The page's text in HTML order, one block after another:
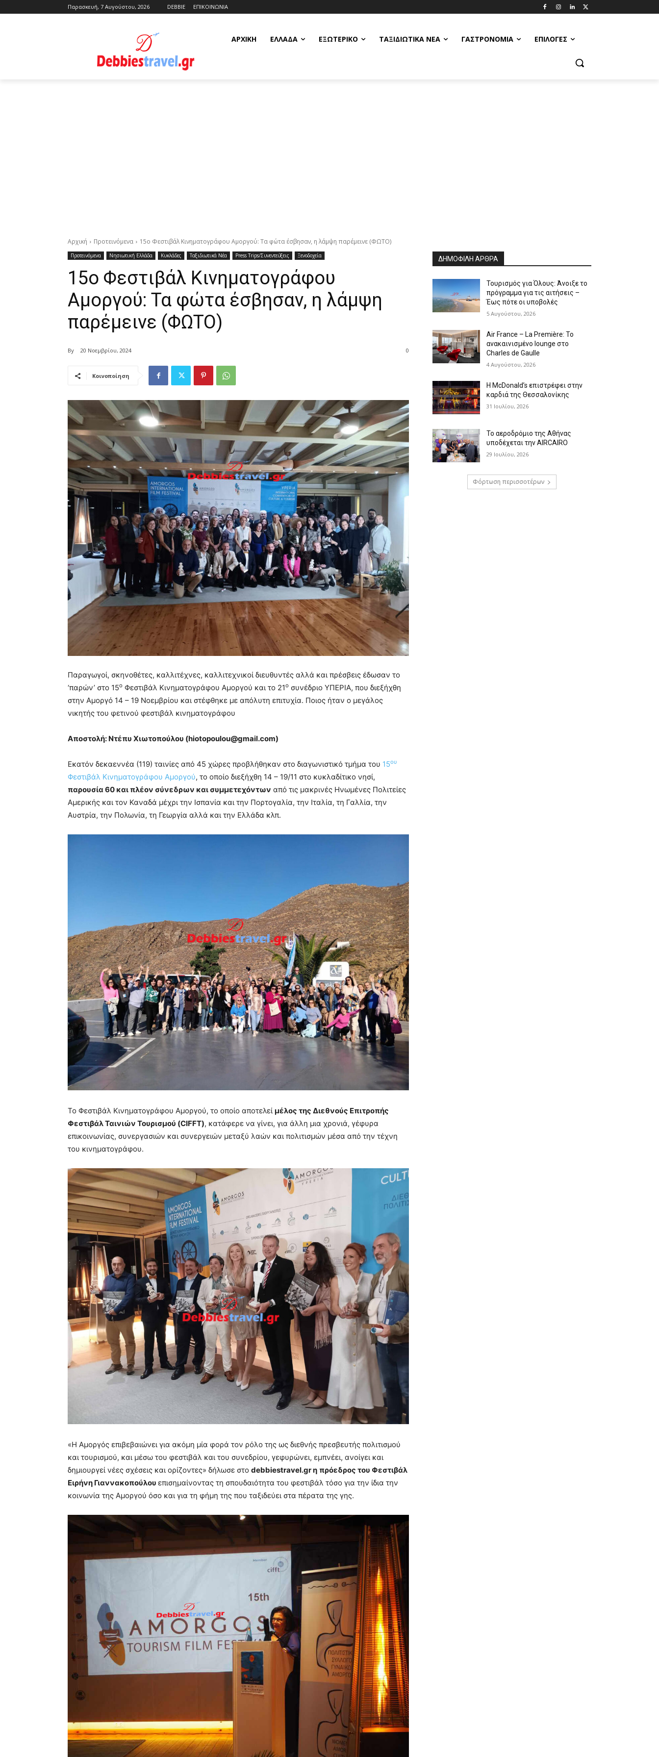
Παρασκευή, 7 Αυγούστου, 2026 DEBBIE ΕΠΙΚΟΙΝΩΝΙΑ
ΑΡΧΙΚΗ ΕΛΛΆΔΑ ΕΞΩΤΕΡΙΚΌ ΤΑΞΙΔΙΩΤΙΚΆ ΝΈΑ ΓΑΣΤΡΟΝΟΜΊΑ ΕΠΙΛΟΓΈΣ
Αρχική Προτεινόμενα 15ο Φεστιβάλ Κινηματογράφου Αμοργού: Τα φώτα έσβησαν, η λάμψη παρέμεινε (ΦΩΤΟ)
Προτεινόμενα Νησιωτική Ελλάδα Κυκλάδες Ταξιδιωτικά Νέα Press Trips/Συνεντεύξεις Ξενοδοχεία
15ο Φεστιβάλ Κινηματογράφου
Αμοργού: Τα φώτα έσβησαν, η λάμψη
παρέμεινε (ΦΩΤΟ)
By 20 Νοεμβρίου, 2024 0
Κοινοποίηση
Παραγωγοί, σκηνοθέτες, καλλιτέχνες, καλλιτεχνικοί διευθυντές αλλά και πρέσβεις έδωσαν το
‘παρών’ στο 15ο Φεστιβάλ Κινηματογράφου Αμοργού και το 21ο συνέδριο ΥΠΕΡΙΑ, που διεξήχθη
στην Αμοργό 14 – 19 Νοεμβρίου και στέφθηκε με απόλυτη επιτυχία. Ποιος ήταν ο μεγάλος
νικητής του φετινού φεστιβάλ κινηματογράφου
Αποστολή: Ντέπυ Χιωτοπούλου (hiotopoulou@gmail.com)
Εκατόν δεκαεννέα (119) ταινίες από 45 χώρες προβλήθηκαν στο διαγωνιστικό τμήμα του 15ου
Φεστιβάλ Κινηματογράφου Αμοργού, το οποίο διεξήχθη 14 – 19/11 στο κυκλαδίτικο νησί,
παρουσία 60 και πλέον σύνεδρων και συμμετεχόντων από τις μακρινές Ηνωμένες Πολιτείες
Αμερικής και τον Καναδά μέχρι την Ισπανία και την Πορτογαλία, την Ιταλία, τη Γαλλία, την
Αυστρία, την Πολωνία, τη Γεωργία αλλά και την Ελλάδα κλπ.
Το Φεστιβάλ Κινηματογράφου Αμοργού, το οποίο αποτελεί μέλος της Διεθνούς Επιτροπής
Φεστιβάλ Ταινιών Τουρισμού (CIFFT), κατάφερε να γίνει, για άλλη μια χρονιά, γέφυρα
επικοινωνίας, συνεργασιών και συνεργειών μεταξύ λαών και πολιτισμών μέσα από την τέχνη
του κινηματογράφου.
«Η Αμοργός επιβεβαιώνει για ακόμη μία φορά τον ρόλο της ως διεθνής πρεσβευτής πολιτισμού
και τουρισμού, και μέσω του φεστιβάλ και του συνεδρίου, γεφυρώνει, εμπνέει, ανοίγει και
δημιουργεί νέες σχέσεις και ορίζοντες» δήλωσε στο debbiestravel.gr η πρόεδρος του Φεστιβάλ
Ειρήνη Γιαννακοπούλου επισημαίνοντας τη σπουδαιότητα του φεστιβάλ τόσο για την ίδια την
κοινωνία της Αμοργού όσο και για τη φήμη της που ταξιδεύει στα πέρατα της γης.
ΔΗΜΟΦΙΛΗ ΑΡΘΡΑ
Τουρισμός για Όλους: Άνοιξε το
πρόγραμμα για τις αιτήσεις –
Έως πότε οι υποβολές
5 Αυγούστου, 2026
Air France – La Première: Το
ανακαινισμένο lounge στο
Charles de Gaulle
4 Αυγούστου, 2026
Η McDonald’s επιστρέφει στην
καρδιά της Θεσσαλονίκης
31 Ιουλίου, 2026
Το αεροδρόμιο της Αθήνας
υποδέχεται την AIRCAIRO
29 Ιουλίου, 2026
Φόρτωση περισσοτέρων